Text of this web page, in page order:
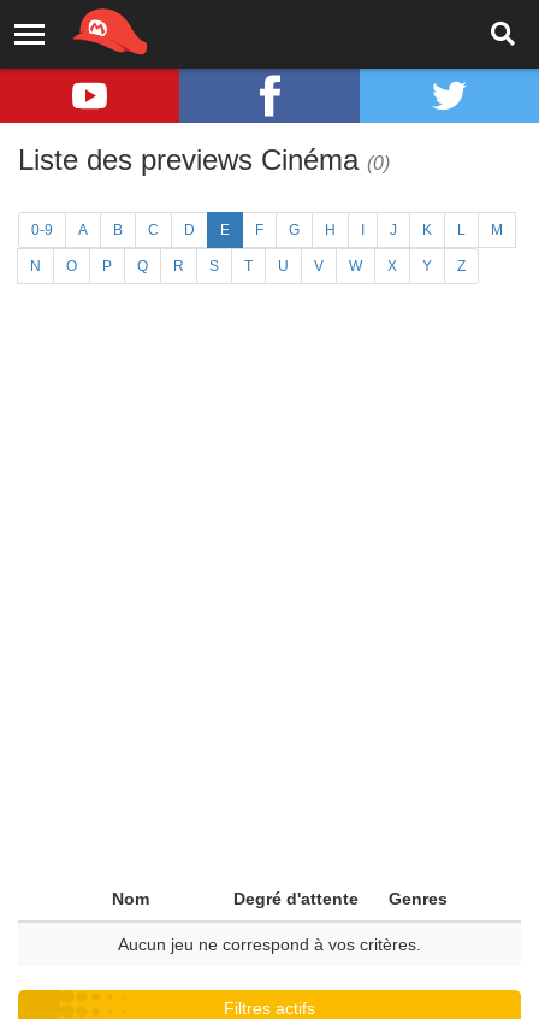
Liste des previews Cinéma (0)
0-9 A B C D E F G H J K L M
N O P Q R S T U V W X Y Z
Nom Degré d'attente Genres
Aucun jeu ne correspond à vos critères.
Filtres actifs